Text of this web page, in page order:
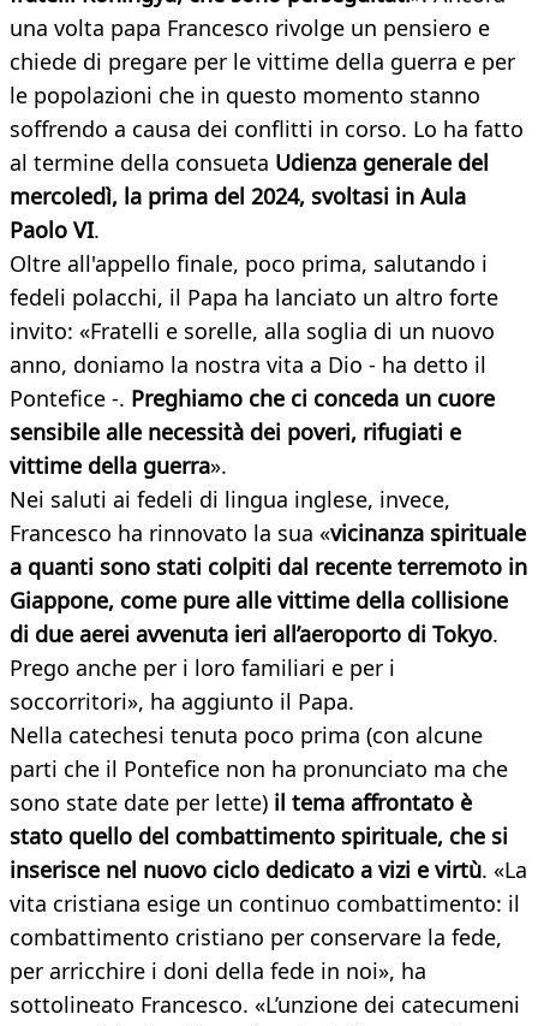
una volta papa Francesco rivolge un pensiero e
chiede di pregare per le vittime della guerra e per
le popolazioni che in questo momento stanno
soffrendo a causa dei conflitti in corso. Lo ha fatto
al termine della consueta Udienza generale del
mercoledì, la prima del 2024, svoltasi in Aula
Paolo VI.
Oltre all'appello finale, poco prima, salutando i
fedeli polacchi, il Papa ha lanciato un altro forte
invito: «Fratelli e sorelle, alla soglia di un nuovo
anno, doniamo la nostra vita a Dio - ha detto il
Pontefice -. Preghiamo che ci conceda un cuore
sensibile alle necessità dei poveri, rifugiati e
vittime della guerra».
Nei saluti ai fedeli di lingua inglese, invece,
Francesco ha rinnovato la sua «vicinanza spirituale
a quanti sono stati colpiti dal recente terremoto in
Giappone, come pure alle vittime della collisione
di due aerei avvenuta ieri all’aeroporto di Tokyo.
Prego anche per i loro familiari e per i
soccorritori», ha aggiunto il Papa.
Nella catechesi tenuta poco prima (con alcune
parti che il Pontefice non ha pronunciato ma che
sono state date per lette) il tema affrontato è
stato quello del combattimento spirituale, che si
inserisce nel nuovo ciclo dedicato a vizi e virtù. «La
vita cristiana esige un continuo combattimento: il
combattimento cristiano per conservare la fede,
per arricchire i doni della fede in noi», ha
sottolineato Francesco. «L’unzione dei catecumeni